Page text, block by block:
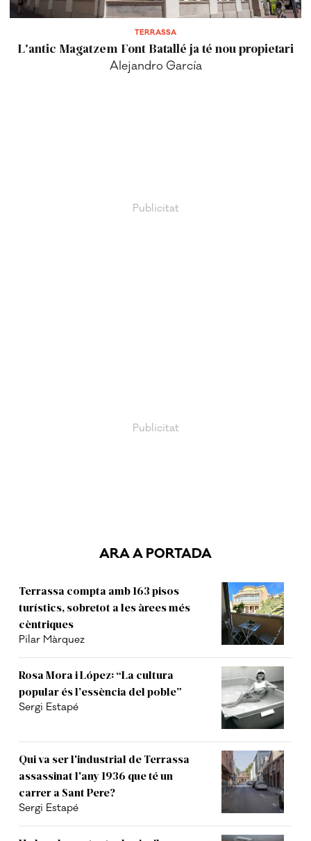
TERRASSA
L'antic Magatzem Font Batallé ja té nou propietari
Alejandro García
ARA A PORTADA
Terrassa compta amb 163 pisos
turístics, sobretot a les àrees més
cèntriques
Pilar Màrquez
Rosa Mora i López: “La cultura
popular és l’essència del poble”
Sergi Estapé
Qui va ser l'industrial de Terrassa
assassinat l'any 1936 que té un
carrer a Sant Pere?
Sergi Estapé